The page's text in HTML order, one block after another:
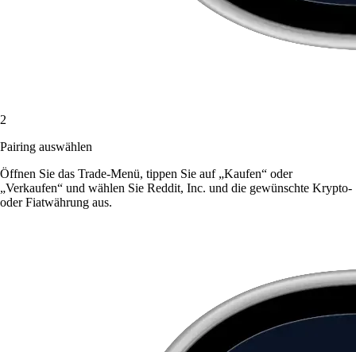
2
Pairing auswählen
Öffnen Sie das Trade-Menü, tippen Sie auf „Kaufen“ oder
„Verkaufen“ und wählen Sie Reddit, Inc. und die gewünschte Krypto-
oder Fiatwährung aus.